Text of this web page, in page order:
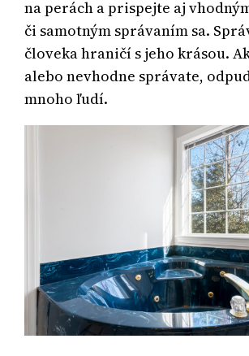
na perách a prispejte aj
či samotným správaním sa.
človeka hraničí s jeho krásou.
alebo nevhodne správate,
mnoho ľudí.